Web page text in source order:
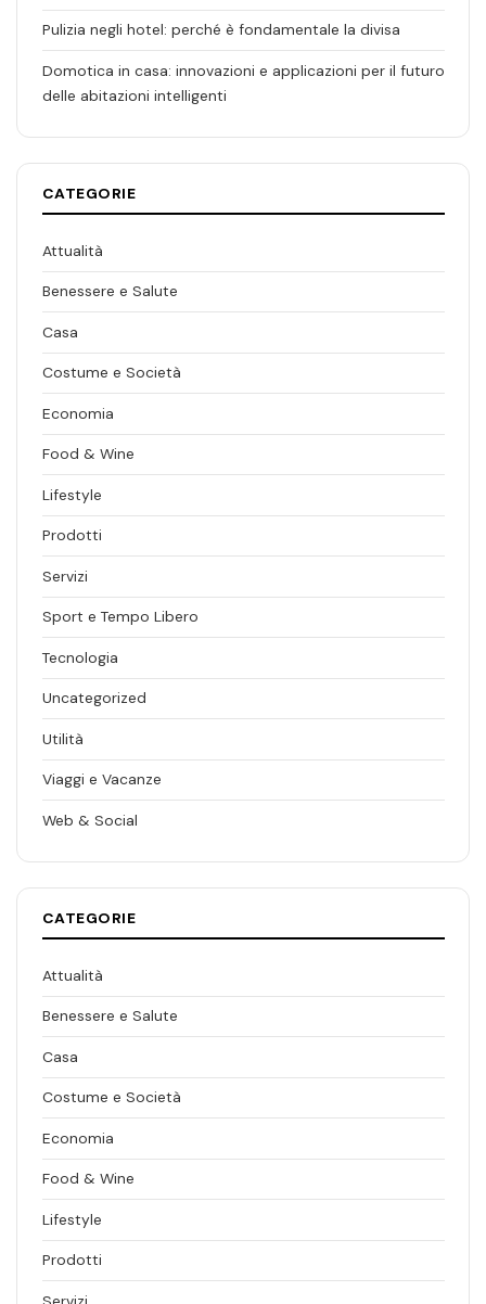
Pulizia negli hotel: perché è fondamentale la divisa
Domotica in casa: innovazioni e applicazioni per il futuro
delle abitazioni intelligenti
CATEGORIE
Attualità
Benessere e Salute
Casa
Costume e Società
Economia
Food & Wine
Lifestyle
Prodotti
Servizi
Sport e Tempo Libero
Tecnologia
Uncategorized
Utilità
Viaggi e Vacanze
Web & Social
CATEGORIE
Attualità
Benessere e Salute
Casa
Costume e Società
Economia
Food & Wine
Lifestyle
Prodotti